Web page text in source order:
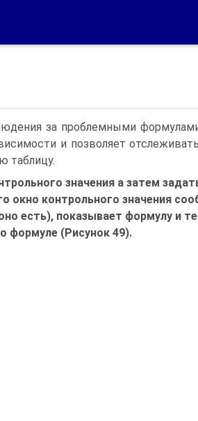
за проблемными
и позволяет
таблицу.
значения а затем
окно контрольного значения
есть), показывает формулу и
формуле (Рисунок 49).